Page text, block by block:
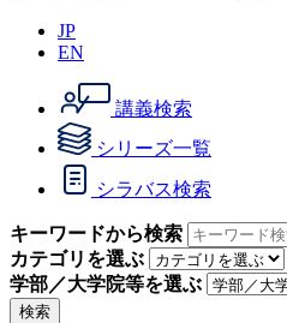
JP
EN
講義検索
シリーズ一覧
シラバス検索
キーワードから検索
カテゴリを選ぶ
学部／大学院等を選ぶ
検索